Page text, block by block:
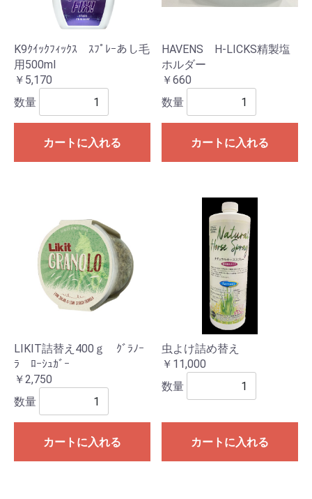
K9ｸｲｯｸﾌｨｯｸｽ ｽﾌﾟﾚｰあし毛
用500ml
￥5,170
数量
カートに入れる
HAVENS H-LICKS精製塩
ホルダー
￥660
数量
カートに入れる
LIKIT詰替え400ｇ ｸﾞﾗﾉｰ
ﾗ ﾛｰｼｭｶﾞｰ
￥2,750
数量
カートに入れる
虫よけ詰め替え
￥11,000
数量
カートに入れる